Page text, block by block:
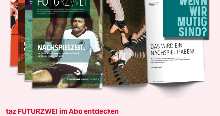
taz FUTURZWEI im Abo entdecken